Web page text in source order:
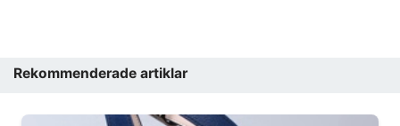
Rekommenderade artiklar